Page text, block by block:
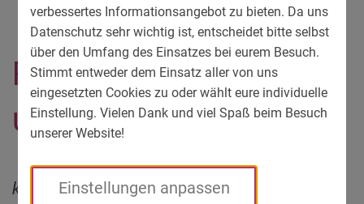
verbessertes Informationsangebot zu bieten. Da uns
Datenschutz sehr wichtig ist, entscheidet bitte selbst
über den Umfang des Einsatzes bei eurem Besuch.
Stimmt entweder dem Einsatz aller von uns
eingesetzten Cookies zu oder wählt eure individuelle
Einstellung. Vielen Dank und viel Spaß beim Besuch
unserer Website!
Einstellungen anpassen
Roman starb beim Kampf
um Charkiw
kuratiert von der NGO „Du bist nicht allein“